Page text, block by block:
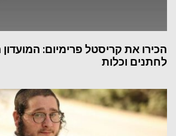
הכירו את קריסטל פרימיום:
לחתנים וכלות